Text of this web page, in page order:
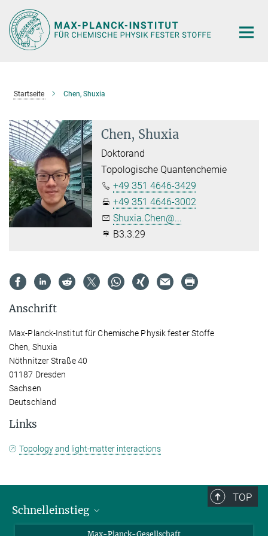
Hauptinhalt
Startseite Chen, Shuxia
Chen, Shuxia
Doktorand
Topologische Quantenchemie
+49 351 4646-3429
+49 351 4646-3002
Shuxia.Chen@...
B3.3.29
Anschrift
Max-Planck-Institut für Chemische Physik fester Stoffe
Chen, Shuxia
Nöthnitzer Straße 40
01187 Dresden
Sachsen
Deutschland
Links
Topology and light-matter interactions
TOP
Schnelleinstieg
Ansprechpartner*innenMax-Planck-Gesellschaft